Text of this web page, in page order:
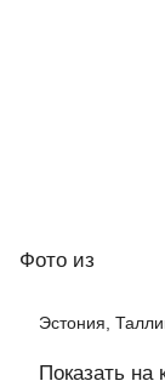
Фото из
Эстония,
Показать на